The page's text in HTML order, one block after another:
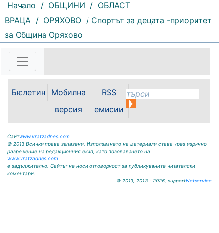
141 | 2026-08-05 09:37:40
Община Бяла Слатина
постави началото на поредица от
здраве и превенцията.
предостави на жителите достъп
информация по теми,...
Начало / ОБЩИНИ / ОБЛАСТ
ВРАЦА / ОРЯХОВО / Спортът за децата -приоритет
за Община Оряхово
Бюлетин
Мобилна
версия
RSS
емисии
Сайтwww.vratzadnes.com
© 2013 Всички права запазени. Използването на материали става чрез изрично
разрешение на редакционния екип, като позоваването на
www.vratzadnes.com
е задължително. Сайтът не носи отговорност за публикуваните читателски
коментари.
© 2013, 2013 - 2026, supportNetservice